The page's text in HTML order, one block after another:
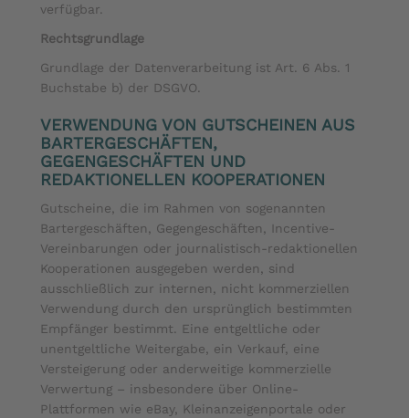
verfügbar.
Rechtsgrundlage
Grundlage der Datenverarbeitung ist Art. 6 Abs. 1
Buchstabe b) der DSGVO.
VERWENDUNG VON GUTSCHEINEN AUS
BARTERGESCHÄFTEN,
GEGENGESCHÄFTEN UND
REDAKTIONELLEN KOOPERATIONEN
Gutscheine, die im Rahmen von sogenannten
Bartergeschäften, Gegengeschäften, Incentive-
Vereinbarungen oder journalistisch-redaktionellen
Kooperationen ausgegeben werden, sind
ausschließlich zur internen, nicht kommerziellen
Verwendung durch den ursprünglich bestimmten
Empfänger bestimmt. Eine entgeltliche oder
unentgeltliche Weitergabe, ein Verkauf, eine
Versteigerung oder anderweitige kommerzielle
Verwertung – insbesondere über Online-
Plattformen wie eBay, Kleinanzeigenportale oder